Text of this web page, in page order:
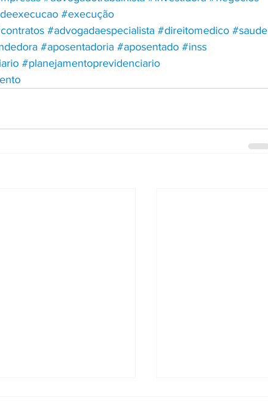
#execução
#advogadaespecialista #direitomedico #saude
#aposentadoria #aposentado #inss
#planejamentoprevidenciario